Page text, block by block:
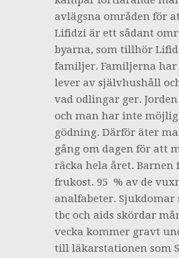
avlägsna områden för
Lifidzi är ett sådant
byarna, som tillhör
familjer. Familjerna har
lever av självhushåll
vad odlingar ger.
och man har inte
gödning. Därför äter
gång om dagen för att
räcka hela året. Barnen
frukost. 95 % av de
analfabeter. Sjukdomar
tbc och aids skördar
vecka kommer gravt
till läkarstationen som